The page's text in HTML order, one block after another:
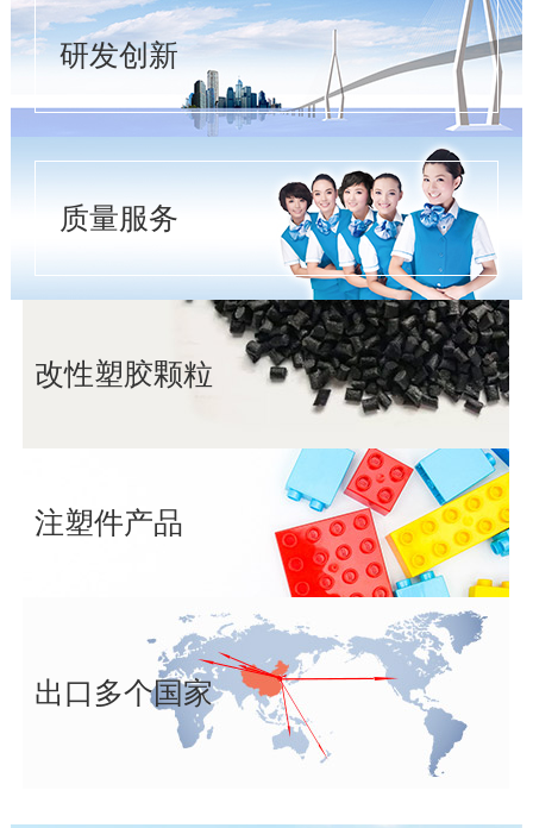
研发创新
质量服务
改性塑胶颗粒
注塑件产品
出口多个国家